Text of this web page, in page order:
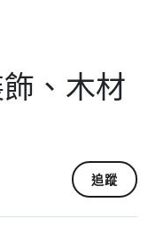
、木材
追蹤